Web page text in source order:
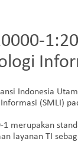
Indonesia
(SMLI)
1 merupakan
layanan TI